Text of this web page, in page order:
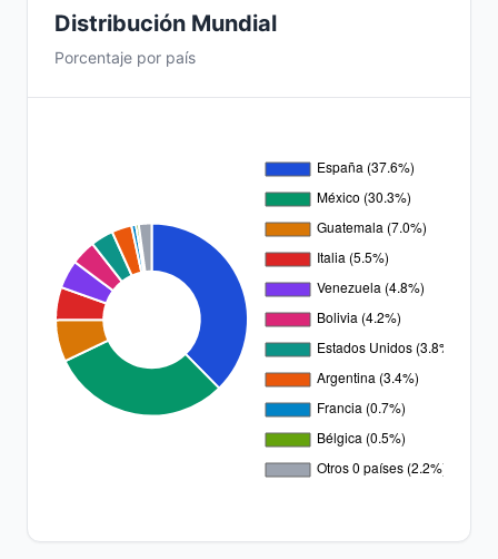
Distribución Mundial
Porcentaje por país